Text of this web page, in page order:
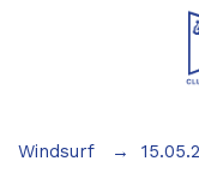
Windsurf